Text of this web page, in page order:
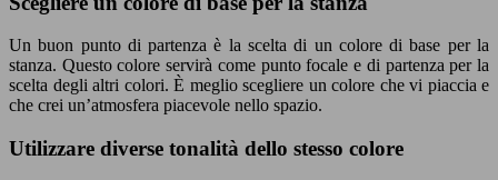
Un buon punto di partenza è la scelta di un colore di base per la
stanza. Questo colore servirà come punto focale e di partenza per la
scelta degli altri colori. È meglio scegliere un colore che vi piaccia e
che crei un’atmosfera piacevole nello spazio.
Utilizzare diverse tonalità dello stesso colore